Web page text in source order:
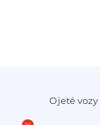
Ojeté